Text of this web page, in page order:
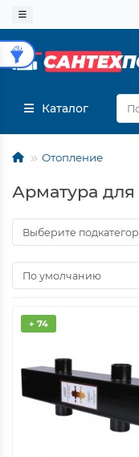
Каталог
Отопление
Арматура для
+ 74